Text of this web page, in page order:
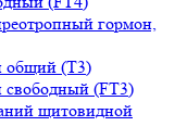
гормон,
общий (Т3)
свободный (FT3)
щитовидной